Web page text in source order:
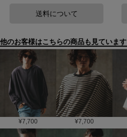
送料について
他のお客様はこちらの商品も見ています
¥7,700 ¥7,700